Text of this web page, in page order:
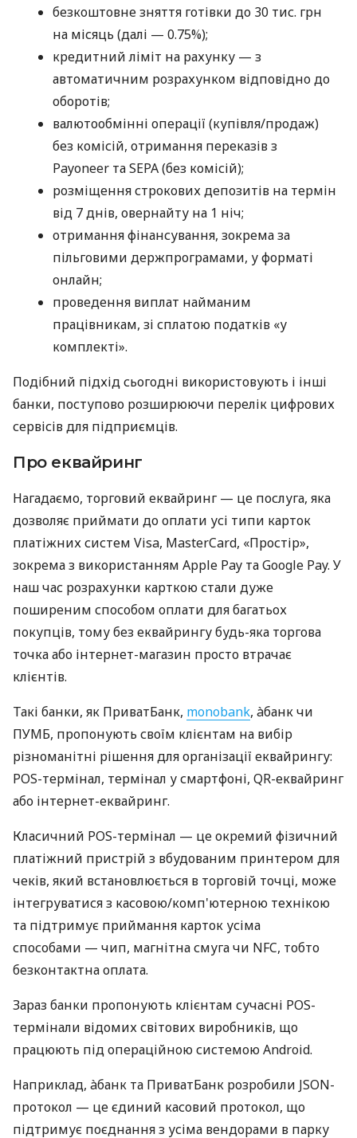
безкоштовне зняття готівки до 30 тис. грн
на місяць (далі — 0.75%);
кредитний ліміт на рахунку — з
автоматичним розрахунком відповідно до
оборотів;
валютообмінні операції (купівля/продаж)
без комісій, отримання переказів з
Payoneer та SEPA (без комісій);
розміщення строкових депозитів на термін
від 7 днів, овернайту на 1 ніч;
отримання фінансування, зокрема за
пільговими держпрограмами, у форматі
онлайн;
проведення виплат найманим
працівникам, зі сплатою податків «у
комплекті».
Подібний підхід сьогодні використовують і інші
банки, поступово розширюючи перелік цифрових
сервісів для підприємців.
Про еквайринг
Нагадаємо, торговий еквайринг — це послуга, яка
дозволяє приймати до оплати усі типи карток
платіжних систем Visa, MasterCard, «Простір»,
зокрема з використанням Apple Pay та Google Pay. У
наш час розрахунки карткою стали дуже
поширеним способом оплати для багатьох
покупців, тому без еквайрингу будь-яка торгова
точка або інтернет-магазин просто втрачає
клієнтів.
Такі банки, як ПриватБанк, monobank, àбанк чи
ПУМБ, пропонують своїм клієнтам на вибір
різноманітні рішення для організації еквайрингу:
POS-термінал, термінал у смартфоні, QR-еквайринг
або інтернет-еквайринг.
Класичний POS-термінал — це окремий фізичний
платіжний пристрій з вбудованим принтером для
чеків, який встановлюється в торговій точці, може
інтегруватися з касовою/комп'ютерною технікою
та підтримує приймання карток усіма
способами — чип, магнітна смуга чи NFC, тобто
безконтактна оплата.
Зараз банки пропонують клієнтам сучасні POS-
термінали відомих світових виробників, що
працюють під операційною системою Android.
Наприклад, àбанк та ПриватБанк розробили JSON-
протокол — це єдиний касовий протокол, що
підтримує поєднання з усіма вендорами в парку